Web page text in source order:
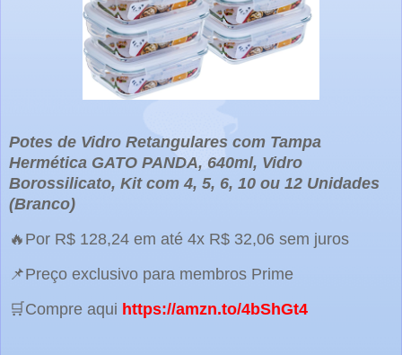
Potes de Vidro Retangulares com Tampa
Hermética GATO PANDA, 640ml, Vidro
Borossilicato, Kit com 4, 5, 6, 10 ou 12 Unidades
(Branco)
🔥Por R$ 128,24 em até 4x R$ 32,06 sem juros
📌Preço exclusivo para membros Prime
🛒Compre aqui https://amzn.to/4bShGt4